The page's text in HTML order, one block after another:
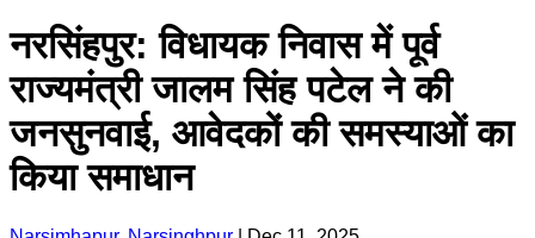
नरसिंहपुर: विधायक निवास में पूर्व
राज्यमंत्री जालम सिंह पटेल ने की
जनसुनवाई, आवेदकों की समस्याओं का
किया समाधान